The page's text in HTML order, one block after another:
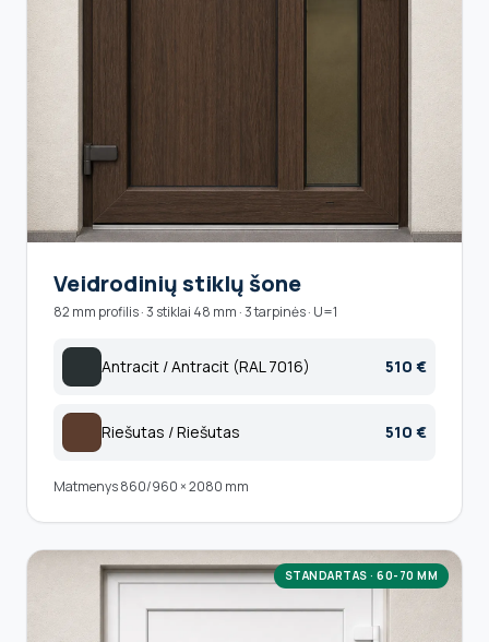
Veidrodinių stiklų šone
82 mm profilis · 3 stiklai 48 mm · 3 tarpinės · U=1
Antracit / Antracit (RAL 7016) 510 €
Riešutas / Riešutas 510 €
Matmenys 860/960 × 2080 mm
STANDARTAS · 60-70 MM